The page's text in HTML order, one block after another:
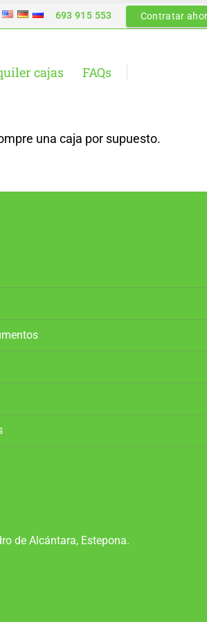
693 915 553 Contratar
cajas FAQs
una caja por supuesto.
de Alcántara, Estepona.